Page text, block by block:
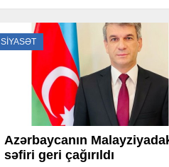
SİYASƏT
Azərbaycanın
səfiri geri çağırıldı